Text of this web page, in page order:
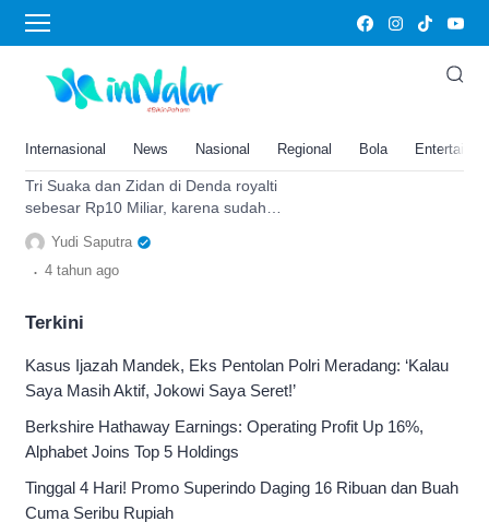
Internasional News Nasional Regional Bola
FORKAMI
Tri Suaka dan Zidan Cover 10
Lagu Didenda 10 Miliar, Simak
Penjelasannya
Tri Suaka dan Zidan di Denda royalti
sebesar Rp10 Miliar, karena sudah
menyanyikan 10 lagu tanpa izin. Ia
dituntut oleh Forkami
Yudi Saputra
. 4 tahun ago
Terkini
Kasus Ijazah Mandek, Eks Pentolan Polri Meradang: ‘Kalau
Saya Masih Aktif, Jokowi Saya Seret!’
Berkshire Hathaway Earnings: Operating Profit Up 16%,
Alphabet Joins Top 5 Holdings
Tinggal 4 Hari! Promo Superindo Daging 16 Ribuan dan Buah
Cuma Seribu Rupiah